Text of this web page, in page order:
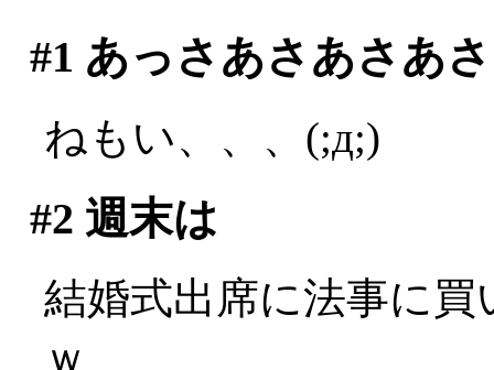
#1 あっさあさあさあ
ねもい、、、(;д;)
#2 週末は
結婚式出席に法事に
ｗ